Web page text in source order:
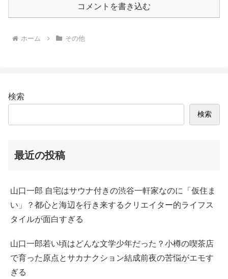
コメントを書き込む
ホーム その他
検索
検索
最近の投稿
山口一郎 自宅はサウナ付きの渋谷一軒家なのに「仮住ま
い」？都心と海辺を行き来するクリエイター的ライフス
タイルが面白すぎる
山口一郎若い頃はどんな文学少年だった？小樽の喫茶店
で育った原点とサカナクション結成前夜の苦悩がエモす
ぎる